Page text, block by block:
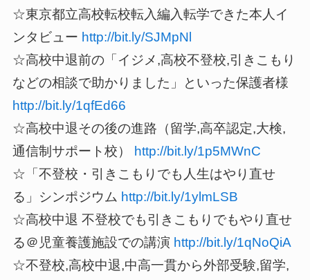
☆東京都立高校転校転入編入転学できた本人イ
ンタビュー http://bit.ly/SJMpNl
☆高校中退前の「イジメ,高校不登校,引きこもり
などの相談で助かりました」といった保護者様
http://bit.ly/1qfEd66
☆高校中退その後の進路（留学,高卒認定,大検,
通信制サポート校）
http://bit.ly/1p5MWnC
☆「不登校・引きこもりでも人生はやり直せ
る」シンポジウム http://bit.ly/1ylmLSB
☆高校中退 不登校でも引きこもりでもやり直せ
る＠児童養護施設での講演 http://bit.ly/1qNoQiA
☆不登校,高校中退,中高一貫から外部受験,留学,